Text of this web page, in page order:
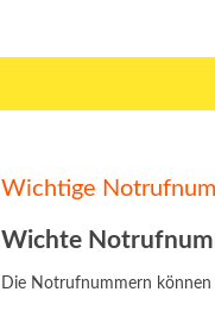
Wichtige
Wichte
Die Notrufnummern können